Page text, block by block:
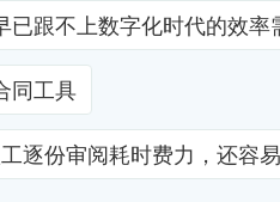
跟不上数字化时代的效
同工具
份审阅耗时费力，还容